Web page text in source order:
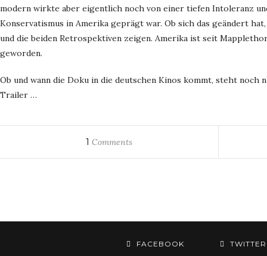
modern wirkte aber eigentlich noch von einer tiefen Intoleranz
Konservatismus in Amerika geprägt war. Ob sich das geändert
und die beiden Retrospektiven zeigen. Amerika ist seit
geworden.
Ob und wann die Doku in die deutschen Kinos kommt, steht
Trailer …
1 Comments
FACEBOOK TWITTER